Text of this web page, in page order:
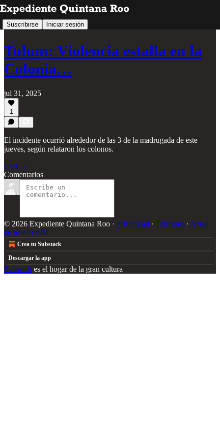
Suscribirse Iniciar sesión
Tulum: Violencia estalla en la
Colonia…
jul 31, 2025
1
El incidente ocurrió alrededor de las 3 de la madrugada de este
jueves, según relataron los colonos.
Leer →
Comentarios
© 2026 Expediente Quintana Roo · Privacidad ∙ Términos ∙ Aviso
de recolección
Crea tu Substack
Descargar la app
Substack es el hogar de la gran cultura